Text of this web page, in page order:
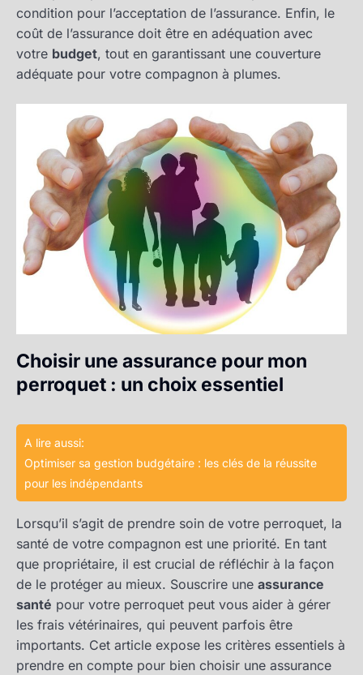
condition pour l’acceptation de l’assurance. Enfin, le
coût de l’assurance doit être en adéquation avec
votre budget, tout en garantissant une couverture
adéquate pour votre compagnon à plumes.
Choisir une assurance pour mon
perroquet : un choix essentiel
A lire aussi:
Optimiser sa gestion budgétaire : les clés de la réussite
pour les indépendants
Lorsqu’il s’agit de prendre soin de votre perroquet, la
santé de votre compagnon est une priorité. En tant
que propriétaire, il est crucial de réfléchir à la façon
de le protéger au mieux. Souscrire une assurance
santé pour votre perroquet peut vous aider à gérer
les frais vétérinaires, qui peuvent parfois être
importants. Cet article expose les critères essentiels à
prendre en compte pour bien choisir une assurance